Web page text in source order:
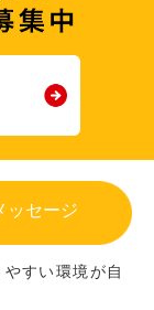
ッセージ
すい環境が自